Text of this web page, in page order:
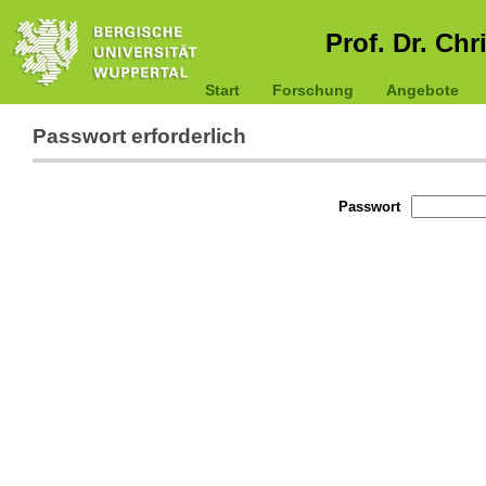
Prof. Dr.
Start Forschung Angebote
Passwort erforderlich
Passwort